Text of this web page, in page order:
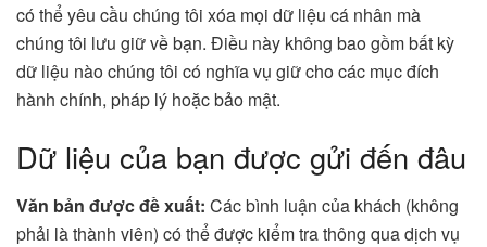
có thể yêu cầu chúng tôi xóa mọi dữ liệu cá nhân mà
chúng tôi lưu giữ về bạn. Điều này không bao gồm bất kỳ
dữ liệu nào chúng tôi có nghĩa vụ giữ cho các mục đích
hành chính, pháp lý hoặc bảo mật.
Dữ liệu của bạn được gửi đến đâu
Văn bản được đề xuất: Các bình luận của khách (không
phải là thành viên) có thể được kiểm tra thông qua dịch vụ